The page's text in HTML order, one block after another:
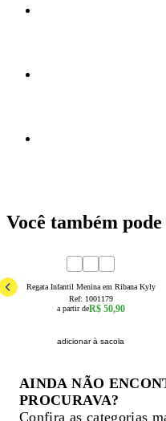
Você também
Regata Infantil Menina em Ribana Kyly
Ref: 1001179
a partir deR$ 50,90
adicionar à sacola
AINDA NÃO
PROCURAVA?
Confira as categorias